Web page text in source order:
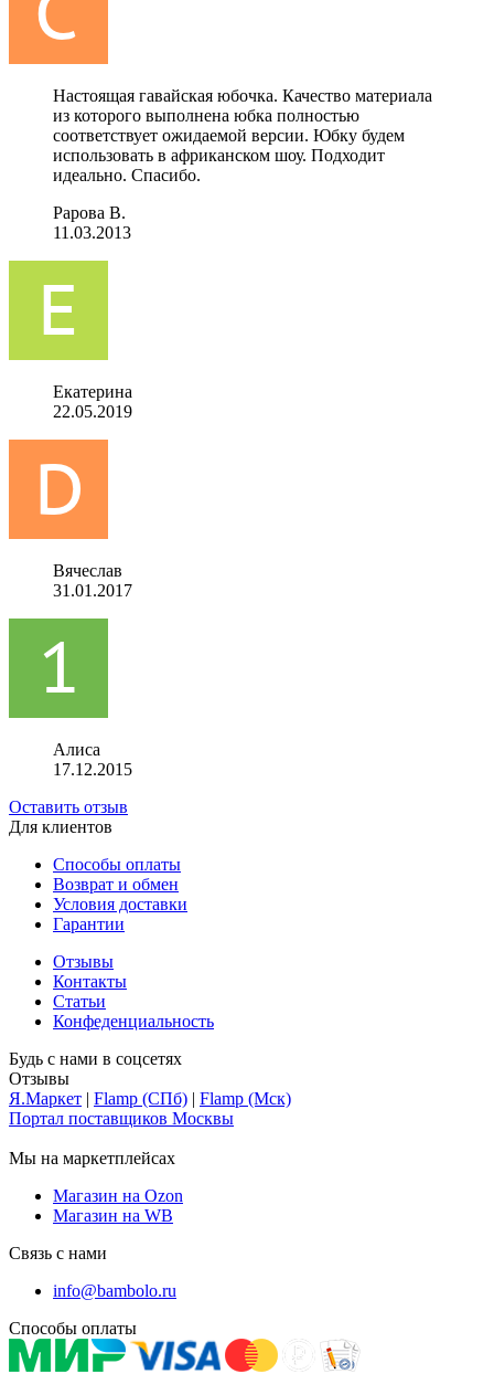
Настоящая гавайская юбочка. Качество материала
из которого выполнена юбка полностью
соответствует ожидаемой версии. Юбку будем
использовать в африканском шоу. Подходит
идеально. Спасибо.
Рарова В.
11.03.2013
Екатерина
22.05.2019
Вячеслав
31.01.2017
Алиса
17.12.2015
Оставить отзыв
Для клиентов
Способы оплаты
Возврат и обмен
Условия доставки
Гарантии
Отзывы
Контакты
Статьи
Конфеденциальность
Будь с нами в соцсетях
Отзывы
Я.Маркет | Flamp (СПб) | Flamp (Мск)
Портал поставщиков Москвы
Мы на маркетплейсах
Магазин на Ozon
Магазин на WB
Связь с нами
info@bambolo.ru
Способы оплаты